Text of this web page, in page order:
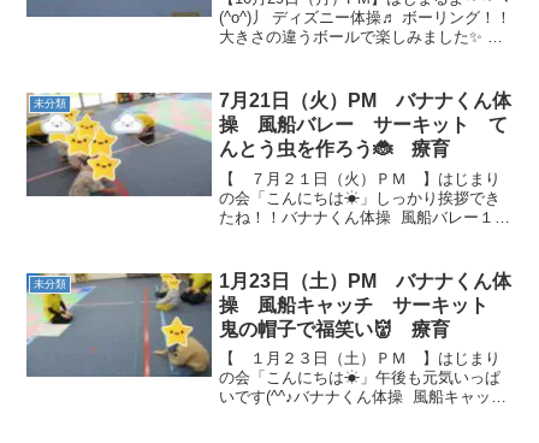
(^o^)丿 ディズニー体操♬ ボーリング！！
大きさの違うボールで楽しみました✨ で
き🐻 おつかいサーキット(*^_^*)帽子...
未分類
7月21日（火）PM バナナくん体
操 風船バレー サーキット て
んとう虫を作ろう🐞 療育
【 ７月２１日（火）ＰＭ 】はじまり
の会「こんにちは☀」しっかり挨拶でき
たね！！バナナくん体操 風船バレー１対
ているね(^^♪楽しそうです♬ ２対２で
す。 先生...
未分類
1月23日（土）PM バナナくん体
操 風船キャッチ サーキット
鬼の帽子で福笑い👹 療育
【 １月２３日（土）ＰＭ 】はじまり
の会「こんにちは☀」午後も元気いっぱ
いです(^^♪バナナくん体操 風船キャッチ